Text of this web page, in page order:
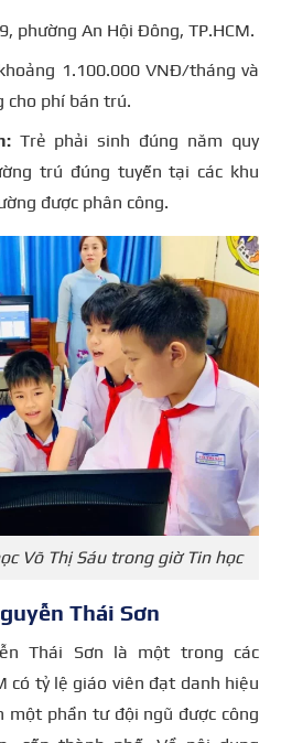
phường An Hội Đông, TP.HCM.
1.100.000 VNĐ/tháng và
cho phí bán trú.
Trẻ phải sinh đúng năm quy
trú đúng tuyến tại các khu
được phân công.
Võ Thị Sáu trong giờ Tin học
Thái Sơn
Thái Sơn là một trong các
có tỷ lệ giáo viên đạt danh hiệu
một phần tư đội ngũ được công